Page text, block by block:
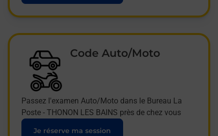
Code Auto/Moto
Passez l'examen Auto/Moto dans le Bureau La
Poste - THONON LES BAINS près de chez vous
Je réserve ma session